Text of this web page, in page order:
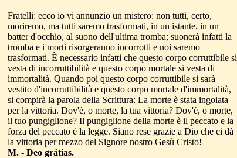
Fratelli: ecco io vi annunzio un mistero: non tutti, certo,
moriremo, ma tutti saremo trasformati, in un istante, in un
batter d'occhio, al suono dell'ultima tromba; suonerà infatti la
tromba e i morti risorgeranno incorrotti e noi saremo
trasformati. È necessario infatti che questo corpo corruttibile si
vesta di incorruttibilità e questo corpo mortale si vesta di
immortalità. Quando poi questo corpo corruttibile si sarà
vestito d'incorruttibilità e questo corpo mortale d'immortalità,
si compirà la parola della Scrittura: La morte è stata ingoiata
per la vittoria. Dov'è, o morte, la tua vittoria? Dov'è, o morte,
il tuo pungiglione? Il pungiglione della morte è il peccato e la
forza del peccato è la legge. Siano rese grazie a Dio che ci dà
la vittoria per mezzo del Signore nostro Gesù Cristo!
M. - Deo grátias.